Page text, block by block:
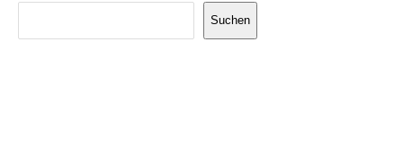
Suchen